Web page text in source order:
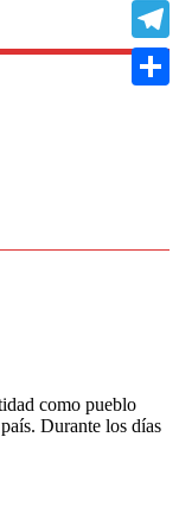
como pueblo
Durante los días
Copy
Link